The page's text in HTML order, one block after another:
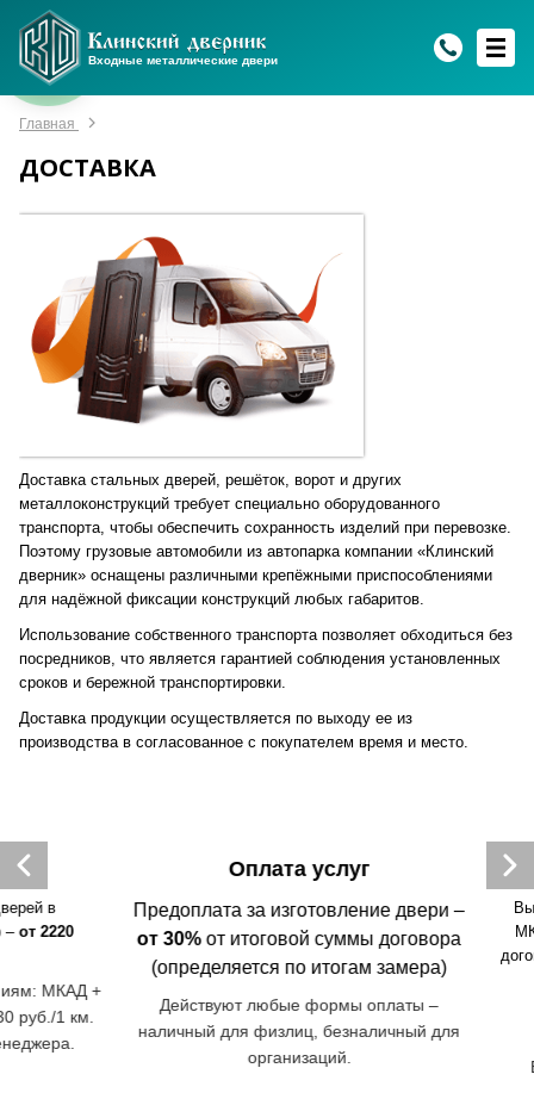
Входные металлические двери
Главная
ДОСТАВКА
Доставка стальных дверей, решёток, ворот и других
металлоконструкций требует специально оборудованного
транспорта, чтобы обеспечить сохранность изделий при перевозке.
Поэтому грузовые автомобили из автопарка компании «Клинский
дверник» оснащены различными крепёжными приспособлениями
для надёжной фиксации конструкций любых габаритов.
Использование собственного транспорта позволяет обходиться без
посредников, что является гарантией соблюдения установленных
сроков и бережной транспортировки.
Доставка продукции осуществляется по выходу ее из
производства в согласованное с покупателем время и место.
в
2220
МКАД +
1 км.
Оплата услуг
Предоплата за изготовление двери –
от 30%от итоговой суммы договора
(определяется по итогам замера)
Действуют любые формы оплаты –
наличный для физлиц, безналичный для
организаций.
Max
Мы онлайн!
WhatsApp
Мы онлайн!
Telegram
Мы онлайн!
Max
Мы онлайн!
WhatsApp
Мы онлайн!